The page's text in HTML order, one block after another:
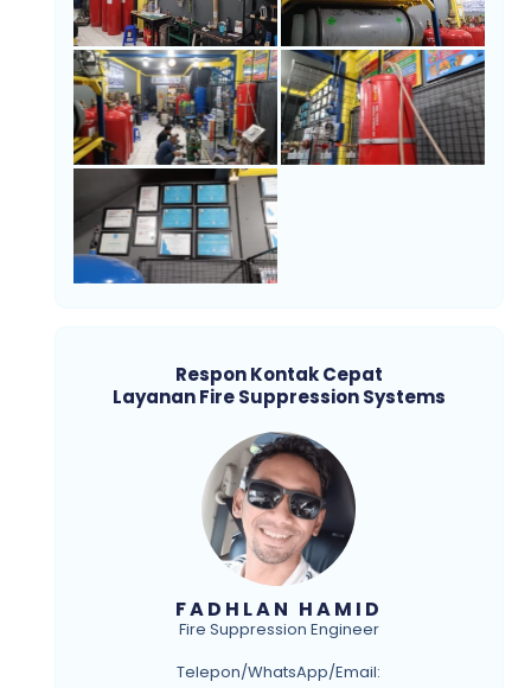
Respon Kontak Cepat
Layanan Fire Suppression Systems
FADHLAN HAMID
Fire Suppression Engineer
Telepon/WhatsApp/Email: